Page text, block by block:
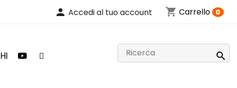
person Accedi al tuo account shopping_cart Carrello 0
